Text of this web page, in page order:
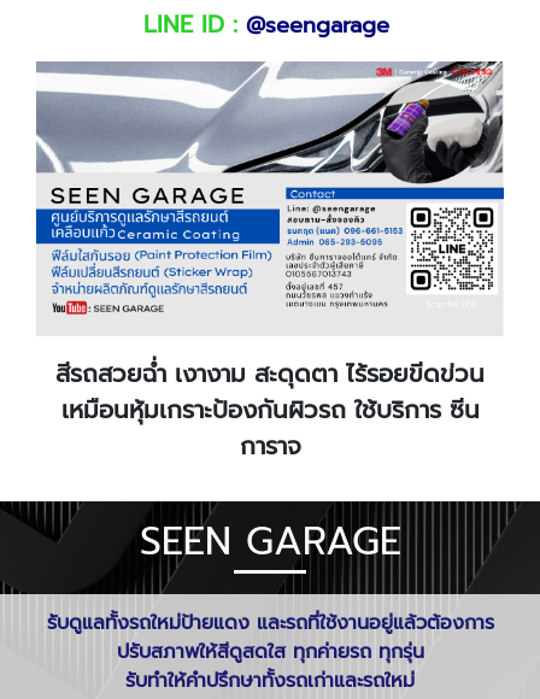
LINE ID : @seengarage
สีรถสวยฉ่ำ เงางาม สะดุดตา ไร้รอยขีดข่วน
เหมือนหุ้มเกราะป้องกันผิวรถ ใช้บริการ ซีน
การาจ
SEEN GARAGE
รับดูแลทั้งรถใหม่ป้ายแดง และรถที่ใช้งานอยู่แล้วต้องการ
ปรับสภาพให้สีดูสดใส ทุกค่ายรถ ทุกรุ่น
รับทำให้คำปรึกษาทั้งรถเก่าและรถใหม่